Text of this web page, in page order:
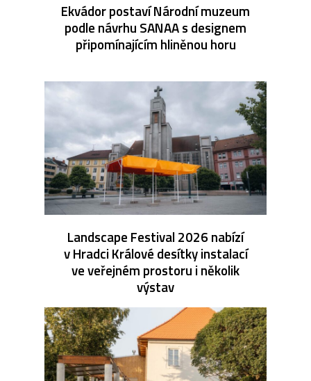
Ekvádor postaví Národní muzeum
podle návrhu SANAA s designem
připomínajícím hliněnou horu
Landscape Festival 2026 nabízí
v Hradci Králové desítky instalací
ve veřejném prostoru i několik
výstav